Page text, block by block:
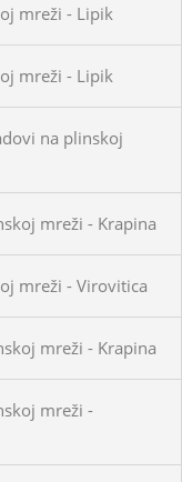
mreži - Lipik
mreži - Lipik
na plinskoj
mreži - Krapina
mreži - Virovitica
mreži - Krapina
mreži -